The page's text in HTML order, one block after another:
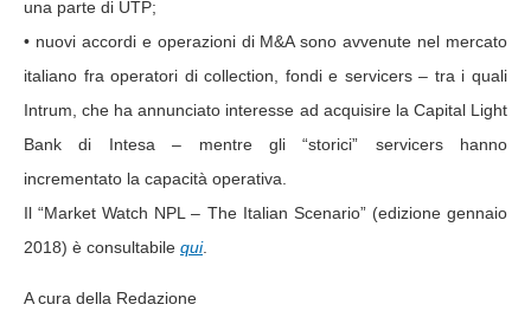
una parte di UTP;
• nuovi accordi e operazioni di M&A sono avvenute nel mercato
italiano fra operatori di collection, fondi e servicers – tra i quali
Intrum, che ha annunciato interesse ad acquisire la Capital Light
Bank di Intesa – mentre gli “storici” servicers hanno
incrementato la capacità operativa.
Il “Market Watch NPL – The Italian Scenario” (edizione gennaio
2018) è consultabile qui.
A cura della Redazione